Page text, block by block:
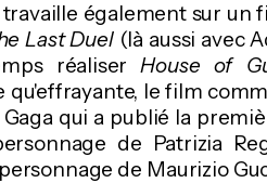
travaille également sur un
Last Duel(là aussi avec
réaliserHouse of
qu'effrayante, le film
Gaga qui a publié la
de Patrizia
de Maurizio